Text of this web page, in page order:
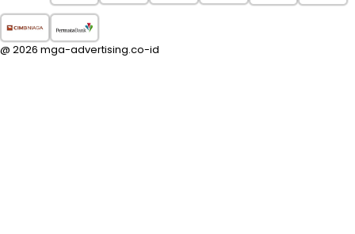
@ 2026 mga-advertising.co-id